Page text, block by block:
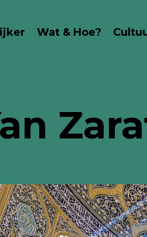
Wat & Hoe?